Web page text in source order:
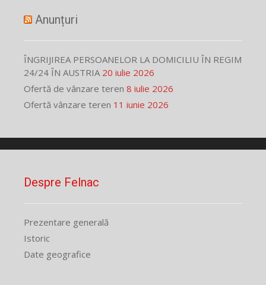
Anunțuri
ÎNGRIJIREA PERSOANELOR LA DOMICILIU ÎN REGIM
24/24 ÎN AUSTRIA 20 iulie 2026
Ofertă de vânzare teren 8 iulie 2026
Ofertă vânzare teren 11 iunie 2026
Despre Felnac
Prezentare generală
Istoric
Date geografice